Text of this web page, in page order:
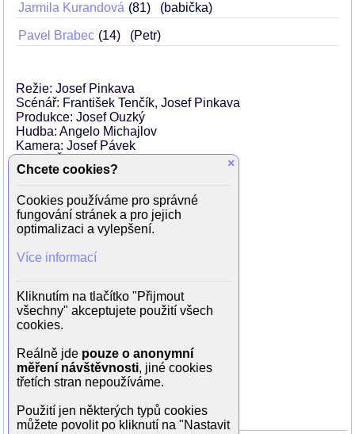
Jarmila Kurandová 81 (babička)
Pavel Brabec 14 (Petr)
Režie: Josef Pinkava
Scénář: František Tenčík, Josef Pinkava
Produkce: Josef Ouzký
Hudba: Angelo Michajlov
Kamera: Josef Pávek
Rok výroby: 1971
Hrají:
Pavel Brabec (Petr)
Eric Pardus (Martin)
Vladimír Zátka (Fenek)
Viktorie Čermáková (Petrova sestra)
Jarmila Kurandová (Babička)
Zdeněk Řehoř (Otec)
Věra Budilová (Matka)
Vladimír Hlavatý (Zahrádkář)
Blažena Rýznarová (Učitelka)
Milan Šulc
Miloslav Šulc (Hromotluk)
Luďa Marešová (Horová)
×
Chcete cookies?
Cookies používáme pro správné
fungování stránek a pro jejich
optimalizaci a vylepšení.
Více informací
Kliknutím na tlačítko "Přijmout
všechny" akceptujete použití všech
cookies.
Reálně jde pouze o anonymní
měření návštěvnosti, jiné cookies
třetích stran nepoužíváme.
Použití jen některých typů cookies
můžete povolit po kliknutí na "Nastavit